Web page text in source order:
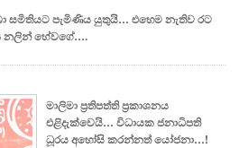
සමිතියට පැමිණිය යුතුයි… එහෙම නැතිව රට
නලින් හේවගේ….
මාලිමා ප්‍රතිපත්ති ප්‍රකාශනය
එළිදැක්වෙයි… විධායක ජනාධිපති
ධූරය අහෝසි කරන්නත් යෝජනා…!